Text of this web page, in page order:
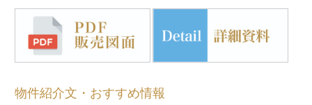
物件紹介文・おすすめ情報